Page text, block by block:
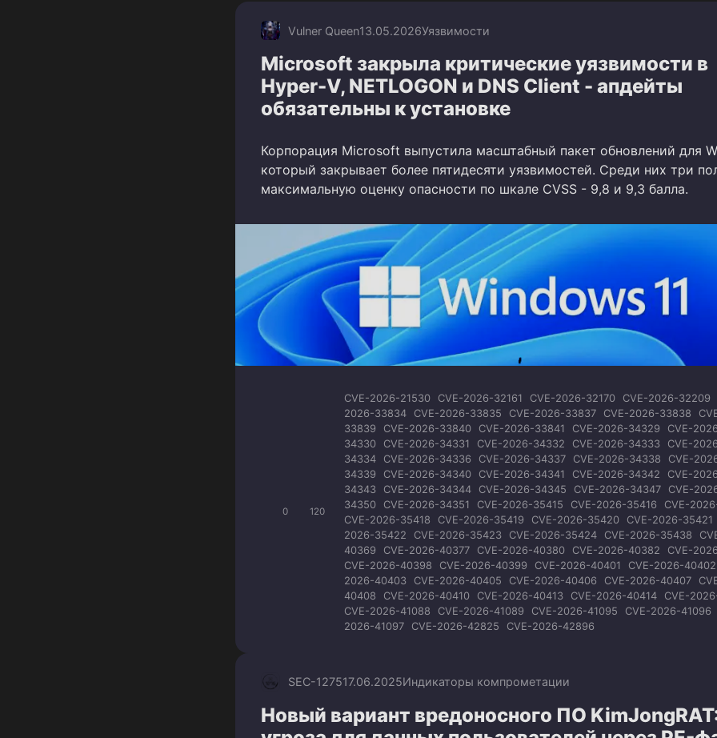
Vulner Queen13.05.2026Уязвимости
Microsoft закрыла критические уязвимости в
Hyper-V, NETLOGON и DNS Client - апдейты
обязательны к установке
Корпорация Microsoft выпустила масштабный пакет обновлений для
который закрывает более пятидесяти уязвимостей. Среди них три
максимальную оценку опасности по шкале CVSS - 9,8 и 9,3 балла.
0 120
CVE-2026-21530 CVE-2026-32161 CVE-2026-32170
CVE-2026-32209
2026-33834
CVE-2026-33835 CVE-2026-33837 CVE-2026-33838
33839
CVE-2026-33840 CVE-2026-33841 CVE-2026-34329
CVE-
34330
CVE-2026-34331 CVE-2026-34332 CVE-2026-34333
CVE-
34334
CVE-2026-34336 CVE-2026-34337 CVE-2026-34338
CVE-
34339
CVE-2026-34340 CVE-2026-34341 CVE-2026-34342
CVE-
34343
CVE-2026-34344 CVE-2026-34345 CVE-2026-34347
CVE-
34350
CVE-2026-34351 CVE-2026-35415 CVE-2026-35416
CVE-
CVE-2026-35418
CVE-2026-35419 CVE-2026-35420
CVE-2026-35421
2026-35422
CVE-2026-35423 CVE-2026-35424 CVE-2026-35438
40369
CVE-2026-40377 CVE-2026-40380 CVE-2026-40382
CVE-
CVE-2026-40398
CVE-2026-40399 CVE-2026-40401
CVE-2026-40402
2026-40403
CVE-2026-40405 CVE-2026-40406 CVE-2026-40407
40408
CVE-2026-40410 CVE-2026-40413 CVE-2026-40414
CVE-
CVE-2026-41088
CVE-2026-41089 CVE-2026-41095
CVE-2026-41096
2026-41097
CVE-2026-42825 CVE-2026-42896
SEC-127517.06.2025Индикаторы компрометации
Новый вариант вредоносного ПО